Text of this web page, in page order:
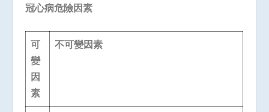
冠心病危險因素
可
變
因
素
不可變因素